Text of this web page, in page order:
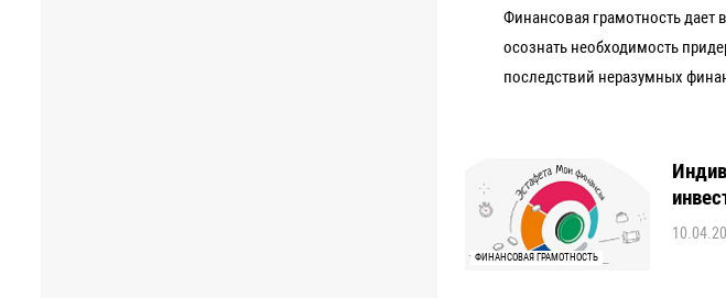
Финансовая грамотность дает
осознать необходимость
последствий неразумных
ФИНАНСОВАЯ ГРАМОТНОСТЬ